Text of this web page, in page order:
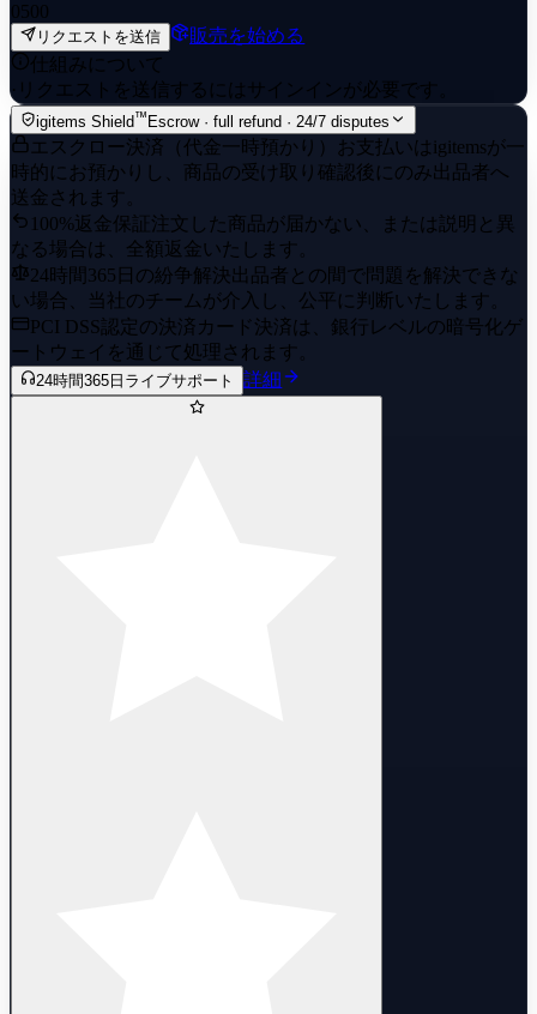
0500
リクエストを送信
販売を始める
仕組みについて
· リクエストを送信するにはサインインが必要です。
igitems Shield™ Escrow · full refund · 24/7 disputes
エスクロー決済（代金一時預かり） お支払いはigitemsが一
時的にお預かりし、商品の受け取り確認後にのみ出品者へ
送金されます。
100%返金保証 注文した商品が届かない、または説明と異
なる場合は、全額返金いたします。
24時間365日の紛争解決出品者との間で問題を解決できな
い場合、当社のチームが介入し、公平に判断いたします。
PCI DSS認定の決済 カード決済は、銀行レベルの暗号化ゲ
ートウェイを通じて処理されます。
24時間365日ライブサポート 詳細